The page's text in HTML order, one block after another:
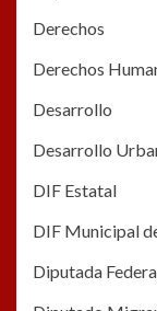
Derechos
Derechos
Desarrollo
Desarrollo
DIF Estatal
DIF Municipal
Diputada